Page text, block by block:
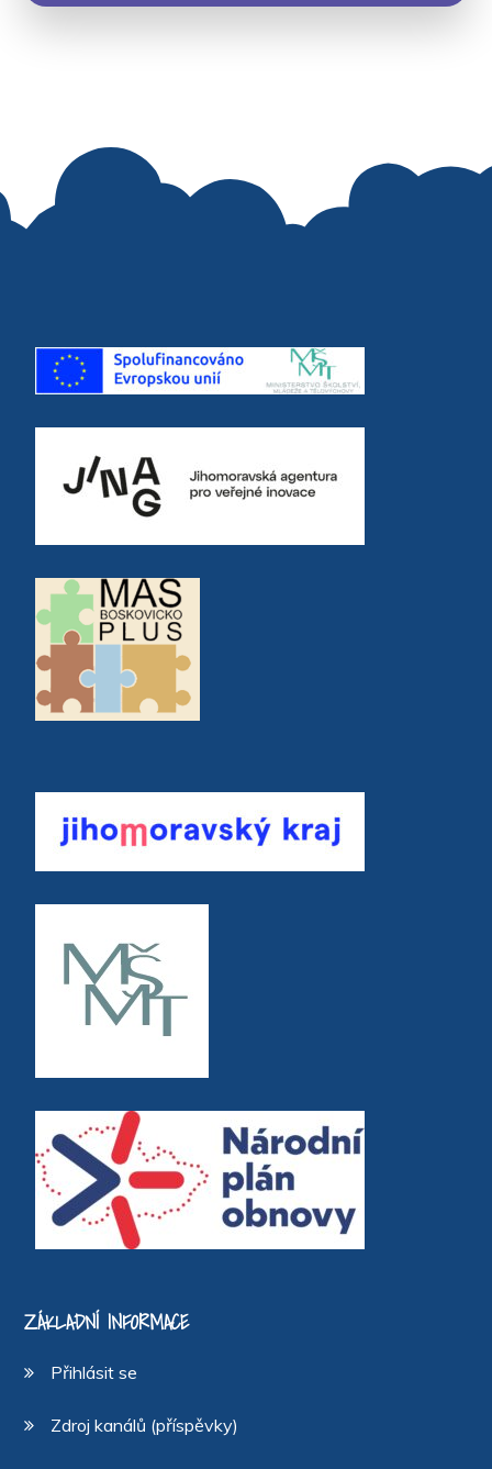
ZÁKLADNÍ INFORMACE
Přihlásit se
Zdroj kanálů (příspěvky)